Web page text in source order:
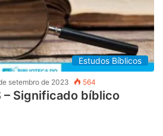
Estudos Bíblicos
setembro de 2023 564
– Significado bíblico